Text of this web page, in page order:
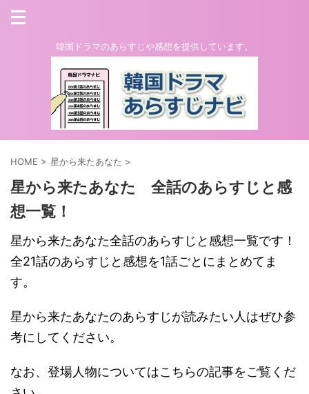
韓国ドラマのあらすじや感想を提供しています。
HOME > 星から来たあなた >
星から来たあなた 全話のあらすじと感
想一覧！
星から来たあなた全話のあらすじと感想一覧です！
全21話のあらすじと感想を1話ごとにまとめてま
す。
星から来たあなたのあらすじが読みたい人はぜひ参
考にしてください。
なお、登場人物についてはこちらの記事をご覧くだ